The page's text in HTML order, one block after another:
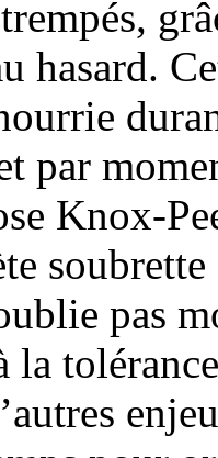
hasard.
par
Knox-
pas
la